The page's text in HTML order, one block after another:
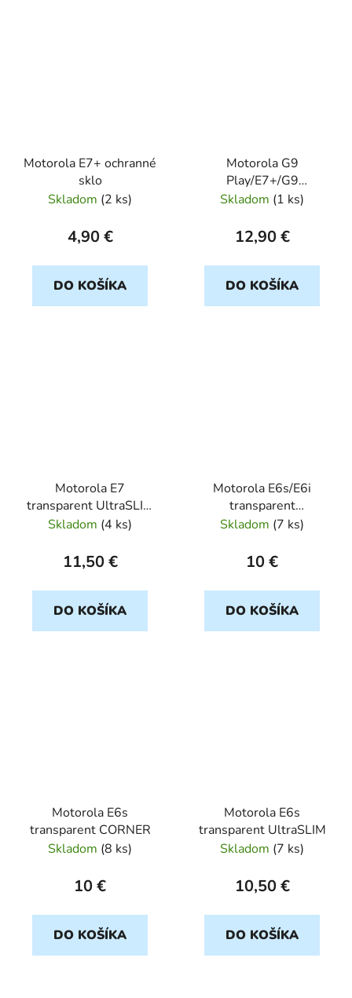
Motorola E7+ ochranné
sklo
Skladom (2 ks)
4,90 €
DO KOŠÍKA
Motorola G9
Play/E7+/G9
transparent UltraSLIM
Skladom (1 ks)
12,90 €
DO KOŠÍKA
Motorola E7
transparent UltraSLIM
0,5mm
Skladom (4 ks)
11,50 €
DO KOŠÍKA
Motorola E6s/E6i
transparent
SHOCKPROOF
Skladom (7 ks)
10 €
DO KOŠÍKA
Motorola E6s
transparent CORNER
Skladom (8 ks)
10 €
DO KOŠÍKA
Motorola E6s
transparent UltraSLIM
Skladom (7 ks)
10,50 €
DO KOŠÍKA